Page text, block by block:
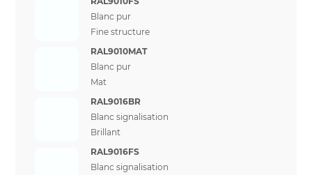
Blanc pur
Fine structure
RAL9010MAT
Blanc pur
Mat
RAL9016BR
Blanc signalisation
Brillant
RAL9016FS
Blanc signalisation